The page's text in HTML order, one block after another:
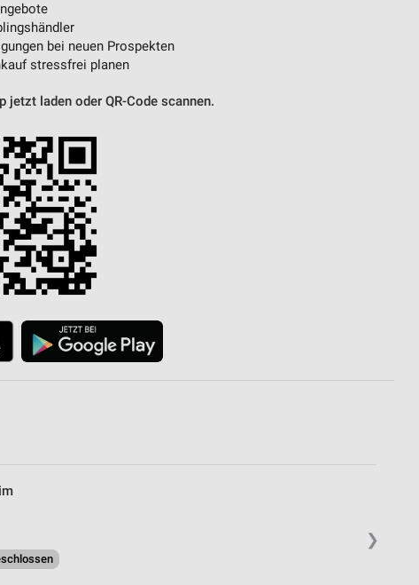
bei neuen Prospekten
stressfrei planen
laden oder QR-Code scannen.
❯